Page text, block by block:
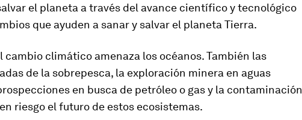
el planeta a través del avance científico y tecnológico
que ayuden a sanar y salvar el planeta Tierra.
cambio climático amenaza los océanos. También las
de la sobrepesca, la exploración minera en aguas
en busca de petróleo o gas y la contaminación
riesgo el futuro de estos ecosistemas.